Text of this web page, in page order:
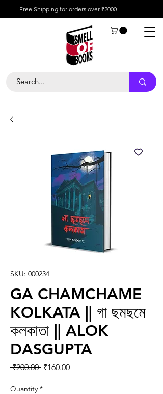
Free Shipping for orders over ₹2000
SKU: 000234
GA CHAMCHAME
KOLKATA || গা ছমছমে
কলকাতা || ALOK
DASGUPTA
₹200.00 Regular Price
₹160.00Sale Price
Quantity *